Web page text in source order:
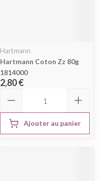
Hartmann
Hartmann Coton Zz 80g
1814000
2,80 €
Ajouter au panier